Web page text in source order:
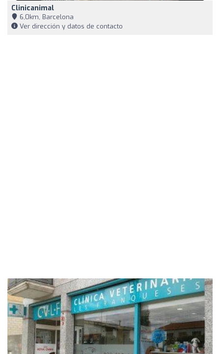
Clinicanimal
6,0km, Barcelona
Ver dirección y datos de contacto